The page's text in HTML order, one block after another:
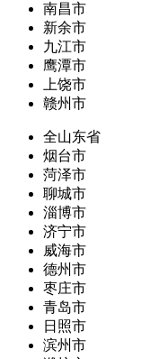
南昌市
新余市
九江市
鹰潭市
上饶市
赣州市
全山东省
烟台市
菏泽市
聊城市
淄博市
济宁市
威海市
德州市
枣庄市
青岛市
日照市
滨州市